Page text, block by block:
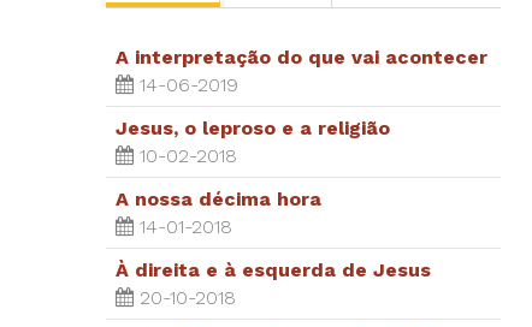
A interpretação do que vai acontecer
14-06-2019
Jesus, o leproso e a religião
10-02-2018
A nossa décima hora
14-01-2018
À direita e à esquerda de Jesus
20-10-2018